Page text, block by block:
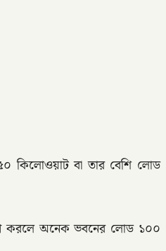
কিলোওয়াট বা তার বেশি লোড
করলে অনেক ভবনের লোড ১০০